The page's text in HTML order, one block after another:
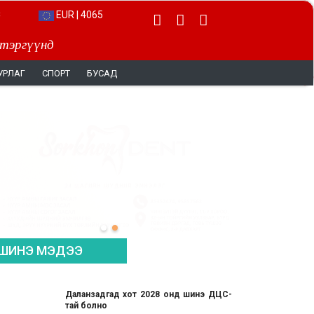
EUR | 4065
СПОРТ БУСАД
МЭДЭЭ
Даланзадгад хот 2028 онд шинэ ДЦС-
тай болно